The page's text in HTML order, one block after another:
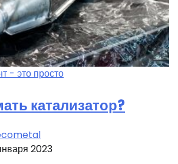
- это просто
катализатор?
2023